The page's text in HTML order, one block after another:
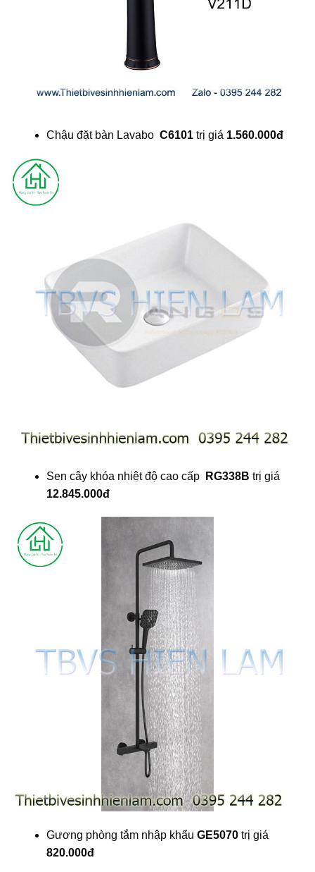
Chậu đặt bàn Lavabo C6101trị giá 1.560.000đ
Sen cây khóa nhiệt độ cao cấp RG338B trị giá
12.845.000đ
Gương phòng tắm nhập khẩu GE5070trị giá
820.000đ